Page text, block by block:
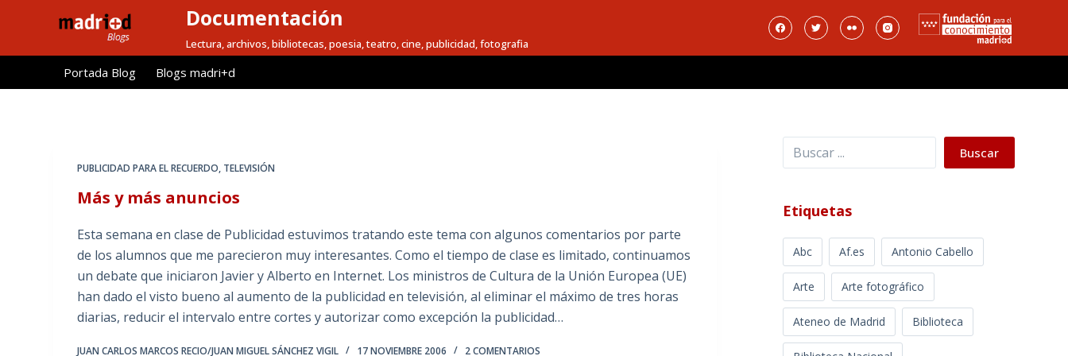
l
Documentación
Lectura, archivos, bibliotecas, poesia, teatro, cine, publicidad, fotografia
Portada Blog Blogs madri+d
PUBLICIDAD PARA EL RECUERDO, TELEVISIÓN
Más y más anuncios
Esta semana en clase de Publicidad estuvimos tratando este tema con algunos comentarios por parte
de los alumnos que me parecieron muy interesantes. Como el tiempo de clase es limitado, continuamos
un debate que iniciaron Javier y Alberto en Internet. Los ministros de Cultura de la Unión Europea (UE)
han dado el visto bueno al aumento de la publicidad en televisión, al eliminar el máximo de tres horas
diarias, reducir el intervalo entre cortes y autorizar como excepción la publicidad…
JUAN CARLOS MARCOS RECIO/JUAN MIGUEL SÁNCHEZ VIGIL 17 NOVIEMBRE 2006 2 COMENTARIOS
Buscar Buscar
Etiquetas
Abc Af.es Antonio Cabello
Arte Arte fotográfico
Ateneo de Madrid Biblioteca